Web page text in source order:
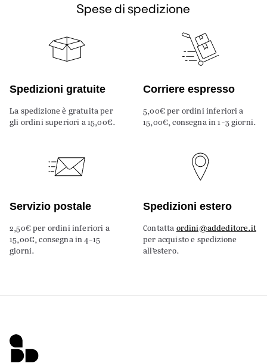
Spese di spedizione
Spedizioni gratuite
La spedizione è gratuita per
gli ordini superiori a 15,00€.
Corriere espresso
5,00€ per ordini inferiori a
15,00€, consegna in 1-3 giorni.
Servizio postale
2,50€ per ordini inferiori a
15,00€, consegna in 4-15
giorni.
Spedizioni estero
Contatta ordini@addeditore.it
per acquisto e spedizione
all’estero.